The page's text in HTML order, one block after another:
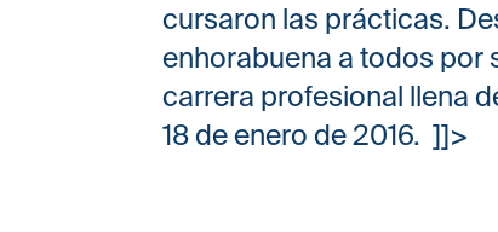
cursaron las prácticas.
enhorabuena a todos por
carrera profesional llena
18 de enero de 2016. ]]>